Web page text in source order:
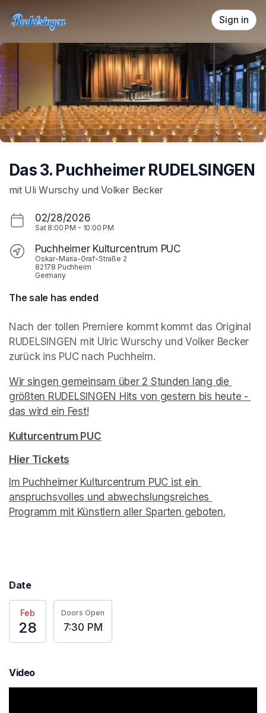
Skip header
Sign in
Das 3. Puchheimer RUDELSINGEN
mit Uli Wurschy und Volker Becker
02/28/2026
Sat 8:00 PM - 10:00 PM
Puchheimer Kulturcentrum PUC
Oskar-Maria-Graf-Straße 2
82178 Puchheim
Germany
The sale has ended
Nach der tollen Premiere kommt kommt das Original
RUDELSINGEN mit Ulric Wurschy und Volker Becker
zurück ins PUC nach Puchheim.
Wir singen gemeinsam über 2 Stunden lang die
größten RUDELSINGEN Hits von gestern bis heute -
das wird ein Fest!
Kulturcentrum PUC
Hier Tickets
Im Puchheimer Kulturcentrum PUC ist ein
anspruchsvolles und abwechslungsreiches
Programm mit Künstlern aller Sparten geboten.
Date
Feb
28
Doors Open
7:30 PM
Video